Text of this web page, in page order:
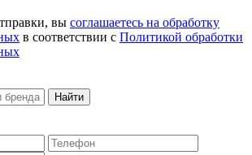
вы соглашаетесь на обработку
в соответствии с Политикой обработки
Найти